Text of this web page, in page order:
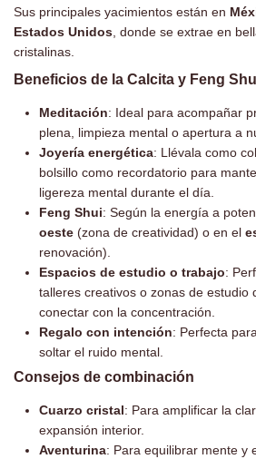
Sus principales yacimientos están en
Estados Unidos , donde se extrae en
cristalinas.
Beneficios de la Calcita y Feng
Meditación: Ideal para acompañar
plena, limpieza mental o apertura a
Joyería energética: Llévala como
bolsillo como recordatorio para
ligereza mental durante el día.
Feng Shui: Según la energía a
oeste (zona de creatividad) o en el
renovación).
Espacios de estudio o trabajo:
talleres creativos o zonas de estudio
conectar con la concentración.
Regalo con intención: Perfecta
soltar el ruido mental.
Consejos de combinación
Cuarzo cristal: Para amplificar la
expansión interior.
Aventurina: Para equilibrar mente y